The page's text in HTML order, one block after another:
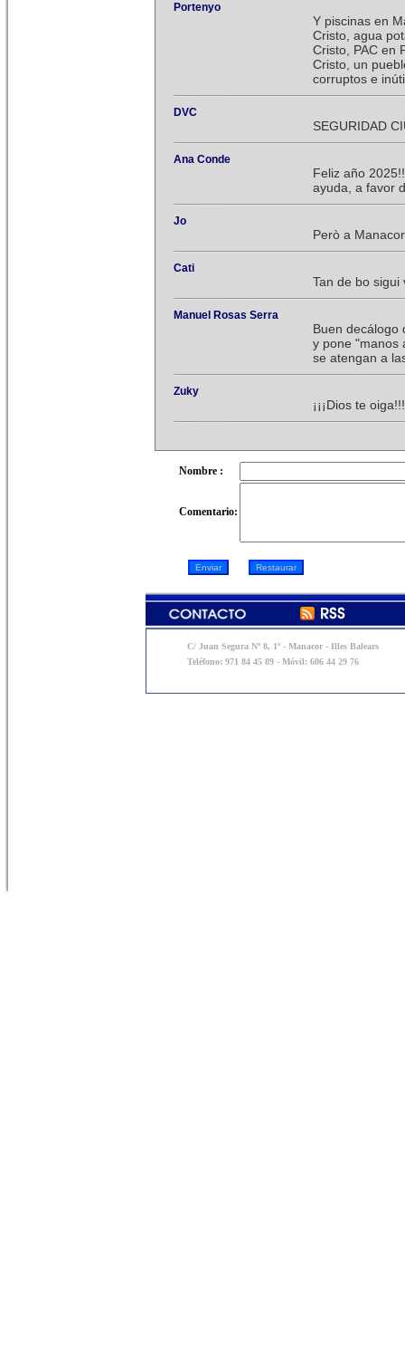
Portenyo
Y piscinas en
Cristo, agua
Cristo, PAC en
Cristo, un
corruptos e
DVC
SEGURIDAD
Ana Conde
Feliz año
ayuda, a favor
Jo
Però a
Cati
Tan de bo sigui
Manuel Rosas Serra
Buen decálogo
y pone "manos
se atengan a
Zuky
¡¡¡Dios te
Nombre :
Comentario:
C/ Juan Segura Nº 8, 1º - Manacor - Illes Balears
Teléfono: 971 84 45 89 - Móvil: 606 44 29 76